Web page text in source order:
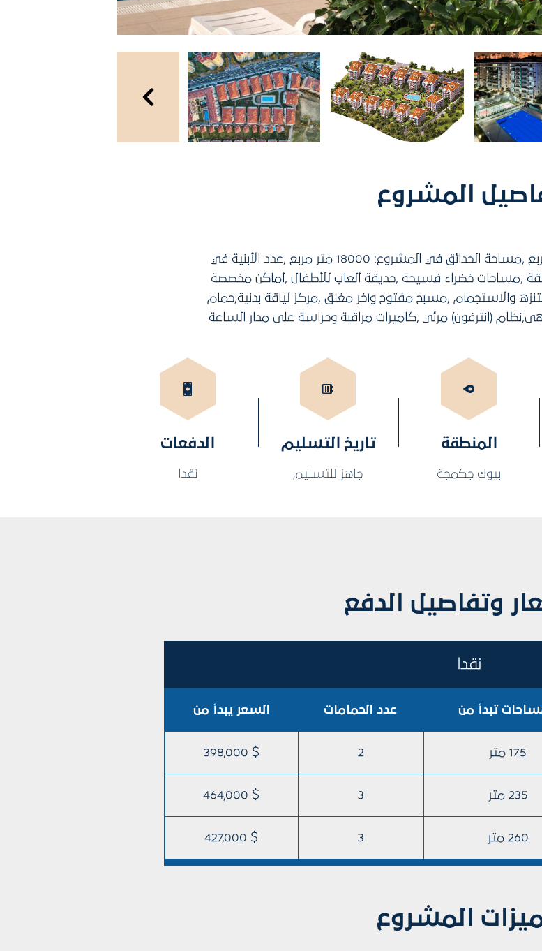
المشروع
مساحة أرض المشروع: 30000 متر مربع ,مساحة الحدائق في المشروع: 18000 متر مربع ,عدد الأبنية في
مغلقة ,مساحات خضراء فسيحة ,حديقة ألعاب للأطفال ,أماكن مخصصة
والاستجمام ,مسبح مفتوح وآخر مغلق ,مركز لياقة بدنية,حمام
(انترفون) مرئي ,كاميرات مراقبة وحراسة على مدار الساعة
المنطقة
بيوك جكمجة
تاريخ التسليم
جاهز للتسليم
الدفعات
نقدا
وتفاصيل الدفع
نقدا
تبدأ من عدد الحمامات السعر يبدأ من
175 متر 2
398,000 $
235 متر 3
464,000 $
260 متر 3
427,000 $
المشروع